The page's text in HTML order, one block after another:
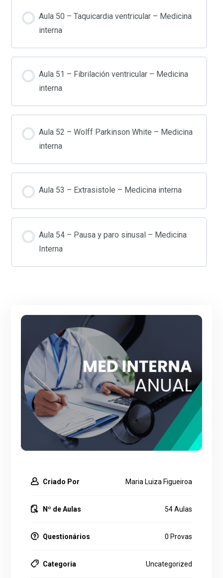
Aula 50 – Taquicardia ventricular – Medicina
interna
Aula 51 – Fibrilación ventricular – Medicina
interna
Aula 52 – Wolff Parkinson White – Medicina
interna
Aula 53 – Extrasistole – Medicina interna
Aula 54 – Pausa y paro sinusal – Medicina
Interna
Criado Por Maria Luiza Figueiroa
Nº de Aulas 54 Aulas
Questionários 0 Provas
Categoria Uncategorized